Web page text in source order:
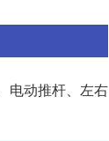
电动推杆、左右